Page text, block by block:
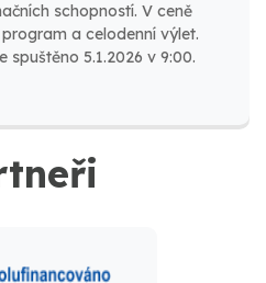
schopností. V ceně
a celodenní výlet.
5.1.2026 v 9:00.